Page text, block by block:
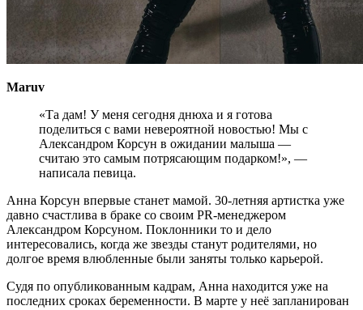
Maruv
«Та дам! У меня сегодня днюха и я готова
поделиться с вами невероятной новостью! Мы с
Александром Корсун в ожидании малыша —
считаю это самым потрясающим подарком!», —
написала певица.
Анна Корсун впервые станет мамой. 30-летняя артистка уже
давно счастлива в браке со своим PR-менеджером
Александром Корсуном. Поклонники то и дело
интересовались, когда же звезды станут родителями, но
долгое время влюбленные были заняты только карьерой.
Судя по опубликованным кадрам, Анна находится уже на
последних сроках беременности. В марте у неё запланирован